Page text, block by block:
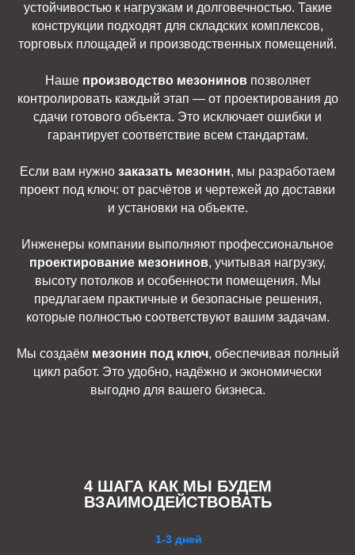
устойчивостью к нагрузкам и долговечностью. Такие
конструкции подходят для складских комплексов,
торговых площадей и производственных помещений.
Наше производство мезониновпозволяет
контролировать каждый этап — от проектирования до
сдачи готового объекта. Это исключает ошибки и
гарантирует соответствие всем стандартам.
Если вам нужно заказать мезонин, мы разработаем
проект под ключ: от расчётов и чертежей до доставки
и установки на объекте.
Инженеры компании выполняют профессиональное
проектирование мезонинов, учитывая нагрузку,
высоту потолков и особенности помещения. Мы
предлагаем практичные и безопасные решения,
которые полностью соответствуют вашим задачам.
Мы создаём мезонин под ключ, обеспечивая полный
цикл работ. Это удобно, надёжно и экономически
выгодно для вашего бизнеса.
4 ШАГА КАК МЫ БУДЕМ
ВЗАИМОДЕЙСТВОВАТЬ
1-3 дней